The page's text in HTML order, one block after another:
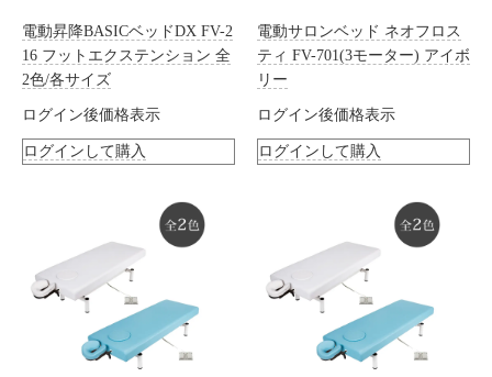
電動昇降BASICベッドDX FV-2
16 フットエクステンション 全
2色/各サイズ
ログイン後価格表示
ログインして購入
電動サロンベッド ネオフロス
ティ FV-701(3モーター) アイボ
リー
ログイン後価格表示
ログインして購入